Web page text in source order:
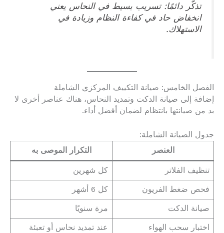
تذكّر دائمًا: تسريب بسيط في النحاس يعني
انخفاض حاد في كفاءة النظام وزيادة في
الاستهلاك.
الفصل الخامس: صيانة التكييف المركزي الشاملة
إضافة إلى صيانة الدكت وتمديد النحاس، هناك عناصر أخرى لا
بد من صيانتها بانتظام لضمان أفضل أداء.
جدول الصيانة الشاملة:
العنصر
التكرار الموصى به
تنظيف الفلاتر كل شهرين
فحص ضغط الفريون كل 6 أشهر
صيانة الدكت مرة سنويًا
اختبار سحب الهواء
عند تمديد نحاس أو تعبئة